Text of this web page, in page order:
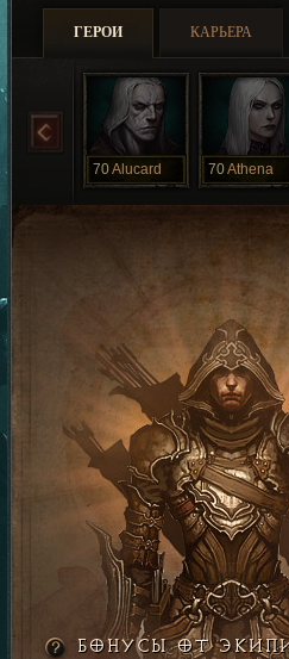
ГЕРОИ КАРЬЕРА
70Alucard 70Athena
БОНУСЫ ОТ